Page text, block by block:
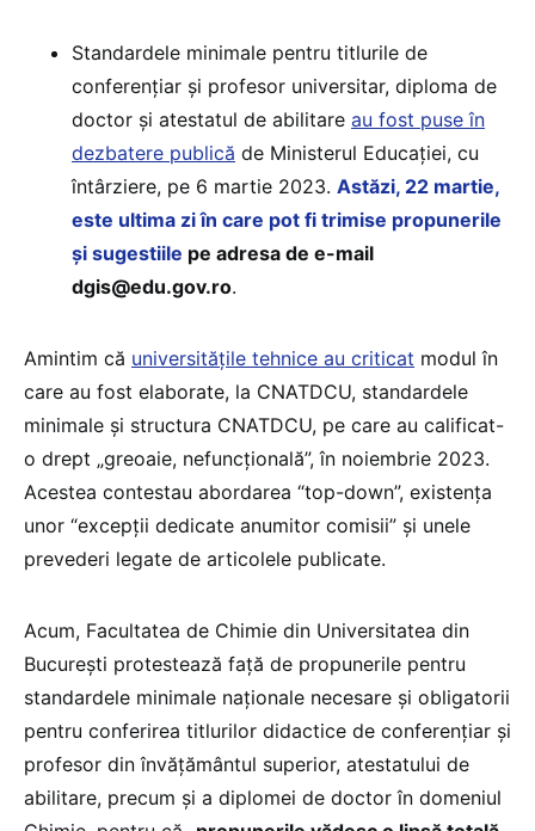
Standardele minimale pentru titlurile de
conferențiar și profesor universitar, diploma de
doctor și atestatul de abilitare au fost puse în
dezbatere publică de Ministerul Educației, cu
întârziere, pe 6 martie 2023. Astăzi, 22 martie,
este ultima zi în care pot fi trimise propunerile
și sugestiile pe adresa de e-mail
dgis@edu.gov.ro.
Amintim că universitățile tehnice au criticat modul în
care au fost elaborate, la CNATDCU, standardele
minimale și structura CNATDCU, pe care au calificat-
o drept „greoaie, nefuncțională”, în noiembrie 2023.
Acestea contestau abordarea “top-down”, existența
unor “excepții dedicate anumitor comisii” și unele
prevederi legate de articolele publicate.
Acum, Facultatea de Chimie din Universitatea din
București protestează față de propunerile pentru
standardele minimale naționale necesare și obligatorii
pentru conferirea titlurilor didactice de conferențiar și
profesor din învățământul superior, atestatului de
abilitare, precum și a diplomei de doctor în domeniul